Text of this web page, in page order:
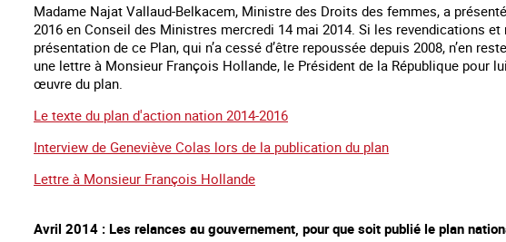
Madame Najat Vallaud-Belkacem, Ministre des Droits des femmes, a
2016 en Conseil des Ministres mercredi 14 mai 2014. Si les revendications
présentation de ce Plan, qui n’a cessé d’être repoussée depuis 2008, n’en
une lettre à Monsieur François Hollande, le Président de la République pour
œuvre du plan.
Le texte du plan d'action nation 2014-2016
Interview de Geneviève Colas lors de la publication du plan
Lettre à Monsieur François Hollande
Avril 2014 : Les relances au gouvernement, pour que soit publié le plan